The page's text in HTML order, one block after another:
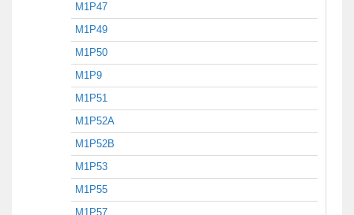
M1P47
M1P49
M1P50
M1P9
M1P51
M1P52A
M1P52B
M1P53
M1P55
M1P57